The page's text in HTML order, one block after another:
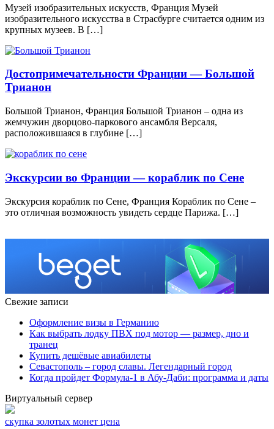
Музей изобразительных искусств, Франция Музей
изобразительного искусства в Страсбурге считается одним из
крупных музеев. В […]
Достопримечательности Франции — Большой
Трианон
Большой Трианон, Франция Большой Трианон – одна из
жемчужин дворцово-паркового ансамбля Версаля,
расположившаяся в глубине […]
Экскурсии во Франции — кораблик по Сене
Экскурсия кораблик по Сене, Франция Кораблик по Сене –
это отличная возможность увидеть сердце Парижа. […]
Свежие записи
Оформление визы в Германию
Как выбрать лодку ПВХ под мотор — размер, дно и
транец
Купить дешёвые авиабилеты
Севастополь – город славы. Легендарный город
Когда пройдет Формула-1 в Абу-Даби: программа и даты
Виртуальный сервер
скупка золотых монет цена